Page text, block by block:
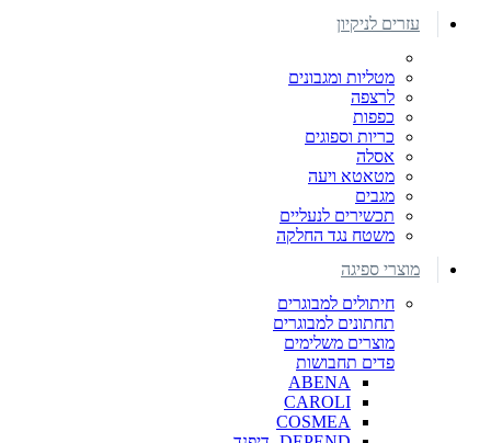
עזרים לניקיון
מטליות ומגבונים
לרצפה
כפפות
כריות וספוגים
אסלה
מטאטא ויעה
מגבים
תכשירים לנעליים
משטח נגד החלקה
מוצרי ספיגה
חיתולים למבוגרים
תחתונים למבוגרים
מוצרים משלימים
פדים תחבושות
ABENA
CAROLI
COSMEA